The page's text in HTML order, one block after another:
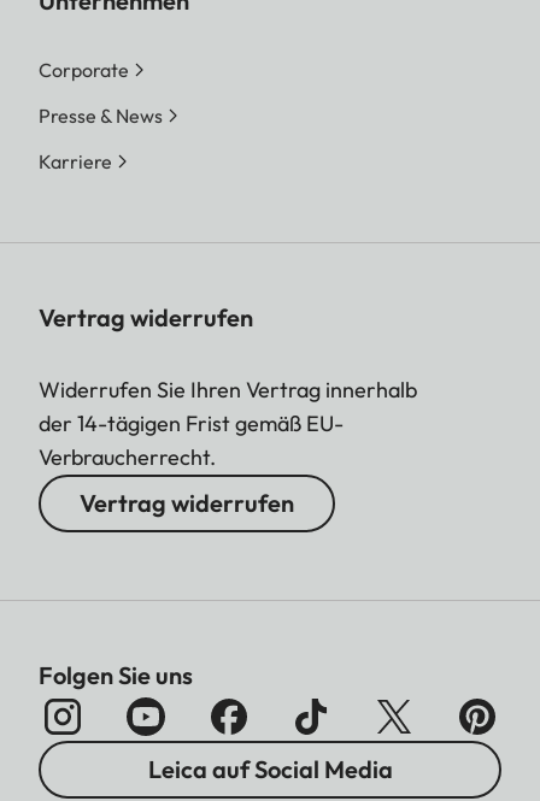
Corporate
Presse & News
Karriere
Vertrag widerrufen
Widerrufen Sie Ihren Vertrag innerhalb
der 14-tägigen Frist gemäß EU-
Verbraucherrecht.
Vertrag widerrufen
Folgen Sie uns
Leica auf Social Media